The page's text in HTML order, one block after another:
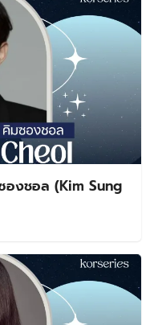
งชอล (Kim Sung